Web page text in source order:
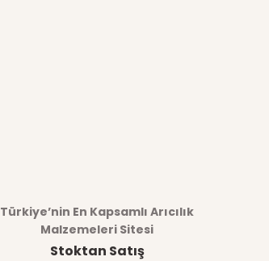
Türkiye’nin En Kapsamlı Arıcılık
Malzemeleri Sitesi
Stoktan Satış